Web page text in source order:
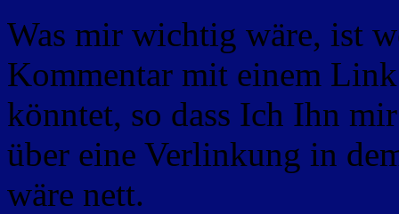
Was mir wichtig wäre, ist
Kommentar mit einem
könntet, so dass Ich Ihn
über eine Verlinkung in
wäre nett.